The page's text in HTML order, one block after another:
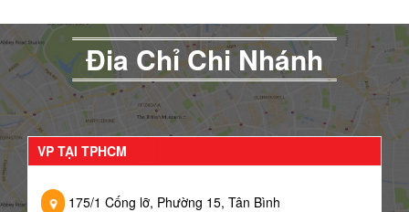
Đia Chỉ Chi Nhánh
VP TẠI TPHCM
175/1 Cống lỡ, Phường 15, Tân Bình